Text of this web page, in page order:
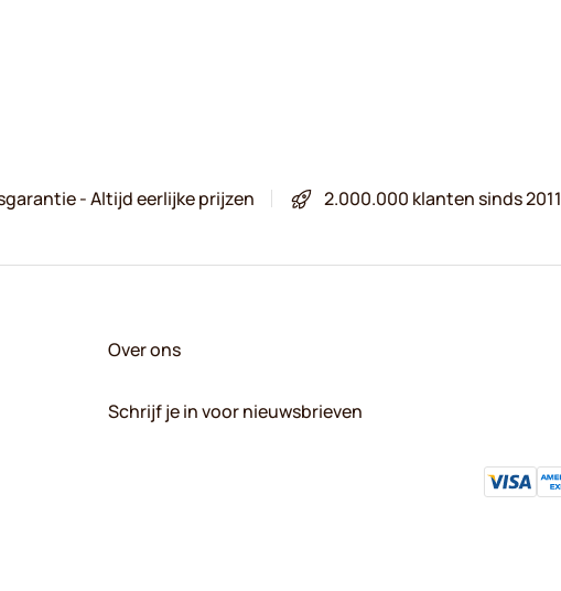
- Altijd eerlijke prijzen 2.000.000 klanten sinds 2011
Over ons
Schrijf je in voor nieuwsbrieven